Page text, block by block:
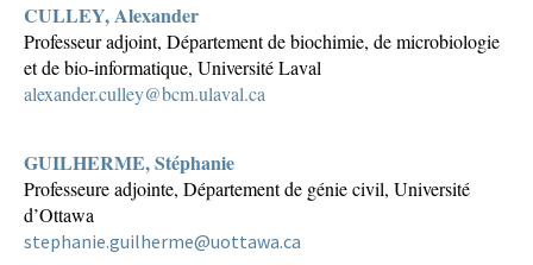
CULLEY, Alexander
Professeur adjoint, Département de biochimie, de microbiologie
et de bio-informatique, Université Laval
alexander.culley@bcm.ulaval.ca
GUILHERME, Stéphanie
Professeure adjointe, Département de génie civil, Université
d’Ottawa
stephanie.guilherme@uottawa.ca